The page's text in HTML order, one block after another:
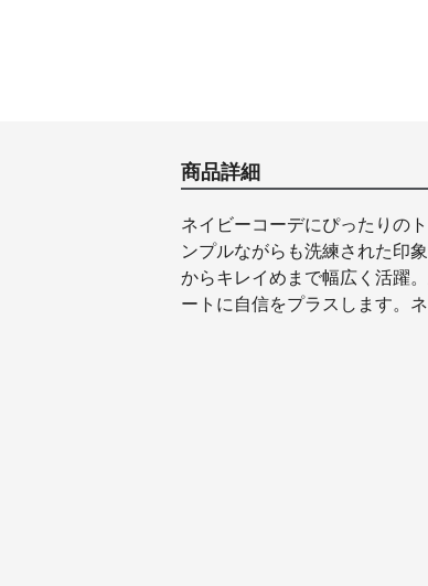
商品詳細
ネイビーコーデにぴったりの
ンプルながらも洗練された印
からキレイめまで幅広く活躍
ートに自信をプラスします。